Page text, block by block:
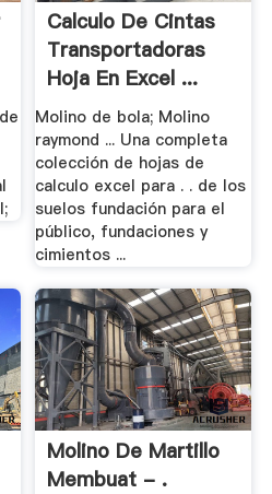
Calculo De Cintas
Transportadoras
Hoja En Excel ...
Molino de bola; Molino
raymond ... Una completa
colección de hojas de
calculo excel para . . de los
suelos fundación para el
público, fundaciones y
cimientos ...
Molino De Martillo
Membuat - .